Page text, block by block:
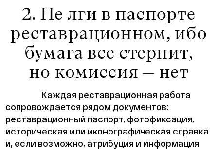
2. Не лги в паспорте
реставрационном, ибо
бумага все стерпит,
но комиссия — нет
Каждая реставрационная работа
сопровождается рядом документов:
реставрационный паспорт, фотофиксация,
историческая или иконографическая справка
и, если возможно, атрибуция и информация